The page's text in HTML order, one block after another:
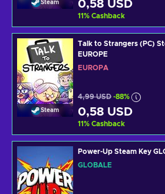
Steam 0,58 USD
11% Cashback
Steam
Talk to Strangers (PC)
EUROPE
EUROPA
4,99 USD -88%
0,58 USD
11% Cashback
Power-Up Steam Key
GLOBALE